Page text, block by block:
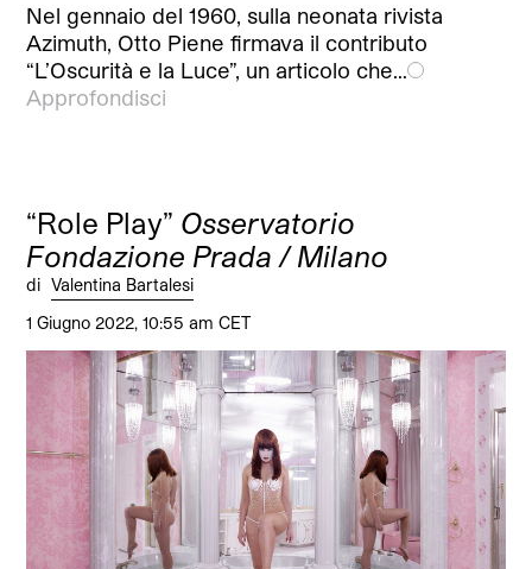
Nel gennaio del 1960, sulla neonata rivista
Azimuth, Otto Piene firmava il contributo
“L’Oscurità e la Luce”, un articolo che…
Approfondisci
“Role Play” Osservatorio
Fondazione Prada / Milano
di Valentina Bartalesi
1 Giugno 2022, 10:55 am CET